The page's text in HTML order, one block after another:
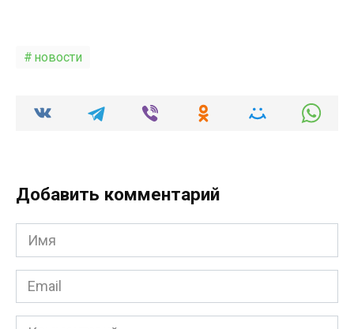
новости
Добавить комментарий
Имя
*
Email
*
Комментарий